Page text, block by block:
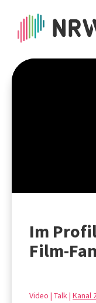
Im
Film-Fan
Video | Talk | Kanal